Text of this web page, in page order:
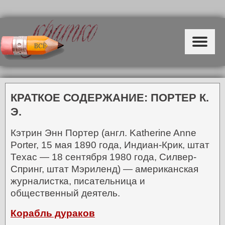
КРАТКОЕ СОДЕРЖАНИЕ: ПОРТЕР К.
Э.
Кэтрин Энн Портер (англ. Katherine Anne
Porter, 15 мая 1890 года, Индиан-Крик, штат
Техас — 18 сентября 1980 года, Силвер-
Спринг, штат Мэриленд) — американская
журналистка, писательница и
общественный деятель.
Корабль дураков